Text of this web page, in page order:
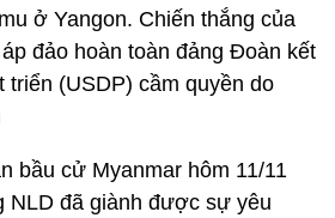
ở Yangon. Chiến thắng của
đảo hoàn toàn đảng Đoàn kết
triển (USDP) cầm quyền do
bầu cử Myanmar hôm 11/11
NLD đã giành được sự yêu